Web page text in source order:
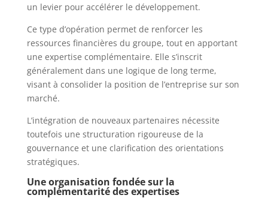
un levier pour accélérer le développement.
Ce type d’opération permet de renforcer les
ressources financières du groupe, tout en apportant
une expertise complémentaire. Elle s’inscrit
généralement dans une logique de long terme,
visant à consolider la position de l’entreprise sur son
marché.
L’intégration de nouveaux partenaires nécessite
toutefois une structuration rigoureuse de la
gouvernance et une clarification des orientations
stratégiques.
Une organisation fondée sur la
complémentarité des expertises